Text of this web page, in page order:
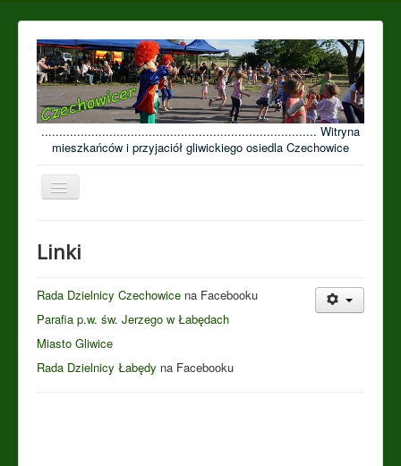
............................................................................. Witryna
mieszkańców i przyjaciół gliwickiego osiedla Czechowice
Przełącz
nawigację
Open menu
Linki
Rada Dzielnicy Czechowice na Facebooku
Parafia p.w. św. Jerzego w Łabędach
Miasto Gliwice
Rada Dzielnicy Łabędy na Facebooku